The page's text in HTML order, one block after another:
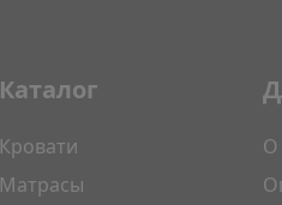
Каталог
Кровати
Матрасы
О